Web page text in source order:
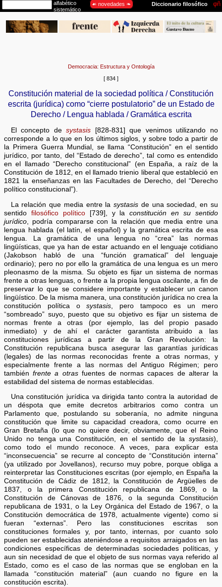
Democracia: Estructura y Ontología
[ 834 ]
Constitución material de la sociedad política / Constitución
escrita (jurídica) como “cierre postulatorio” de un Estado de
Derecho / Lengua hablada / Gramática escrita
El concepto desystasis [828-831] que venimos utilizando no
corresponde a lo que en los últimos siglos, y sobre todo a partir de
la Primera Guerra Mundial, se llama “Constitución” en el sentido
jurídico, por tanto, del “Estado de derecho”, tal como es entendido
en el llamado “Derecho constitucional” (en España, a raíz de la
Constitución de 1812, en el llamado trienio liberal que estableció en
1821 la enseñanzas en las Facultades de Derecho, del “Derecho
político constitucional”).
La relación que media entre lasystasis de una sociedad, en su
sentidofilosófico político[739], y laconstitución en su sentido
jurídico , podría compararse con la relación que media entre una
lengua hablada (el latín, el español) y la gramática escrita de esa
lengua. La gramática de una lengua no “crea” las normas
lingüísticas, que ya han de estar actuando en el lenguaje cotidiano
(Jakobson habló de una “función gramatical” del lenguaje
ordinario); pero no por ello la gramática de una lengua es un mero
pleonasmo de la misma. Su objeto es fijar un sistema de normas
frente a otras lenguas, o frente a la propia lengua oscilante, a fin de
preservar lo que se considere importante y establecer un canon
lingüístico. De la misma manera, una constitución jurídica no crea la
constitución política osystasis , pero tampoco es un mero
“sombreado” suyo, puesto que su objetivo es fijar un sistema de
normas frente a otras (por ejemplo, las del propio pasado
inmediato) y de ahí el carácter garantista atribuido a las
constituciones jurídicas a partir de la Gran Revolución: la
Constitución republicana busca asegurar las garantías jurídicas
(legales) de las normas reconocidas frente a otras normas, y
especialmente frente a las normas del Antiguo Régimen; pero
tambiénfrente a otrasfuentes de normas capaces de alterar la
estabilidad del sistema de normas establecidas.
Una constitución jurídica va dirigida tanto contra la autoridad de
un déspota que emite decretos arbitrarios como contra un
Parlamento que, postulando su soberanía, no admite ninguna
constitución que limite su capacidad creadora, como ocurre en
Gran Bretaña (lo que no quiere decir, obviamente, que el Reino
Unido no tenga una Constitución, en el sentido de la systasis),
como todo el mundo reconoce. A veces, para explicar esta
“inconsecuencia” se recurre al concepto de “Constitución interna”
(ya utilizado por Jovellanos), recurso muy pobre, porque obliga a
reinterpretar las Constituciones escritas (por ejemplo, en España la
Constitución de Cádiz de 1812, la Constitución de Argüelles de
1837, o la primera Constitución republicana de 1869, o la
Constitución de Cánovas de 1876, o la segunda Constitución
republicana de 1931, o la Ley Orgánica del Estado de 1967, o la
Constitución democrática de 1978, actualmente vigente) como si
fueran “externas”. Pero las constituciones escritas son
constituciones formales y, por tanto, internas, por cuanto solo
pueden ser establecidas ateniéndose a requisitos arraigados en las
condiciones específicas de determinadas sociedades políticas, y
aun sin necesidad de que el objeto de sus normas vaya referido al
Estado, como es el caso de las normas que se engloban en la
llamada “constitución material” (aun cuando no figure en la
constitución escrita).